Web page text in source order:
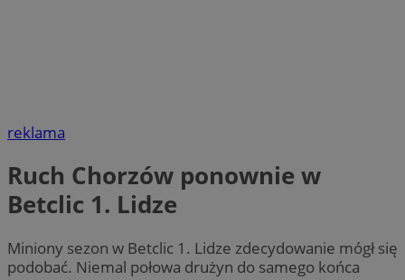
reklama
Ruch Chorzów ponownie w
Betclic 1. Lidze
Miniony sezon w Betclic 1. Lidze zdecydowanie mógł się
podobać. Niemal połowa drużyn do samego końca